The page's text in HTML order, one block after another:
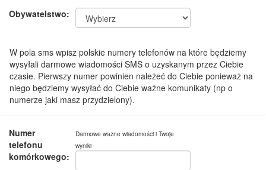
Obywatelstwo:
W pola sms wpisz polskie numery telefonów na które będziemy
wysyłali darmowe wiadomości SMS o uzyskanym przez Ciebie
czasie. Pierwszy numer powinien należeć do Ciebie ponieważ na
niego będziemy wysyłać do Ciebie ważne komunikaty (np o
numerze jaki masz przydzielony).
Numer
telefonu
komórkowego:
Darmowe ważne wiadomości i Twoje
wyniki